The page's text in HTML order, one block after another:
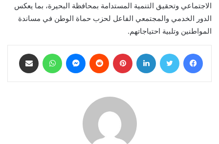
الاجتماعي وتحقيق التنمية المستدامة بمحافظة البحيرة، بما يعكس
الدور الخدمي والمجتمعي الفاعل لحزب حماة الوطن في مساندة
المواطنين وتلبية احتياجاتهم.
فيسبوك تويتر لينكدإن بينتيريست ماسنجر واتساب